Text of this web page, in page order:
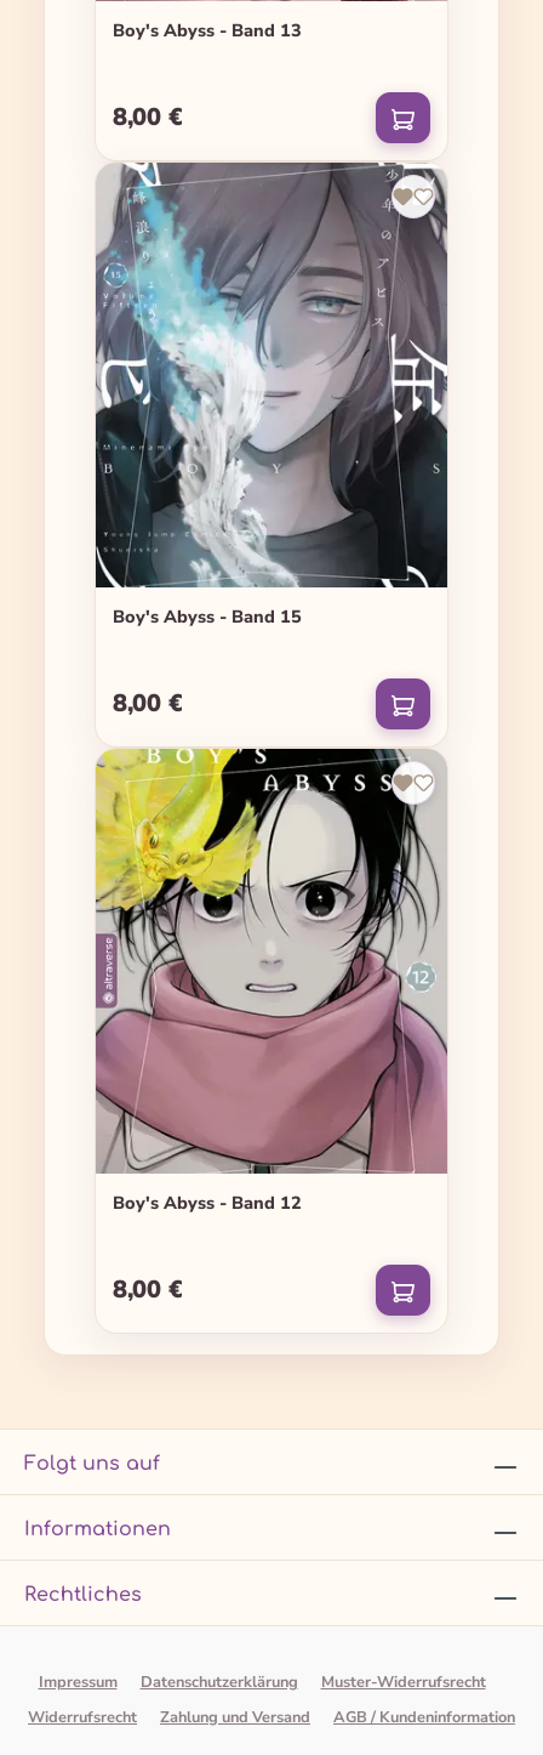
Boy's Abyss - Band 13
Regulärer Preis:
8,00 €
Boy's Abyss - Band 15
Regulärer Preis:
8,00 €
Boy's Abyss - Band 12
Regulärer Preis:
8,00 €
Folgt uns auf
Informationen
Rechtliches
Impressum Datenschutzerklärung
Muster-Widerrufsrecht
Widerrufsrecht
Zahlung und Versand AGB / Kundeninformation